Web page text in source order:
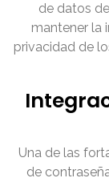
de datos
mantener la
privacidad de
Una de las
de